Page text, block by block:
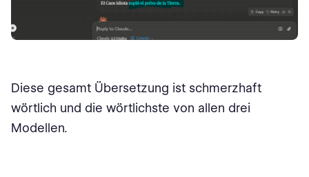
Diese gesamt Übersetzung ist schmerzhaft
wörtlich und die wörtlichste von allen drei
Modellen.